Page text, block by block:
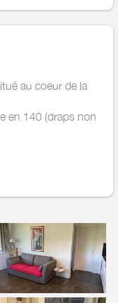
au coeur de la
en 140 (draps non